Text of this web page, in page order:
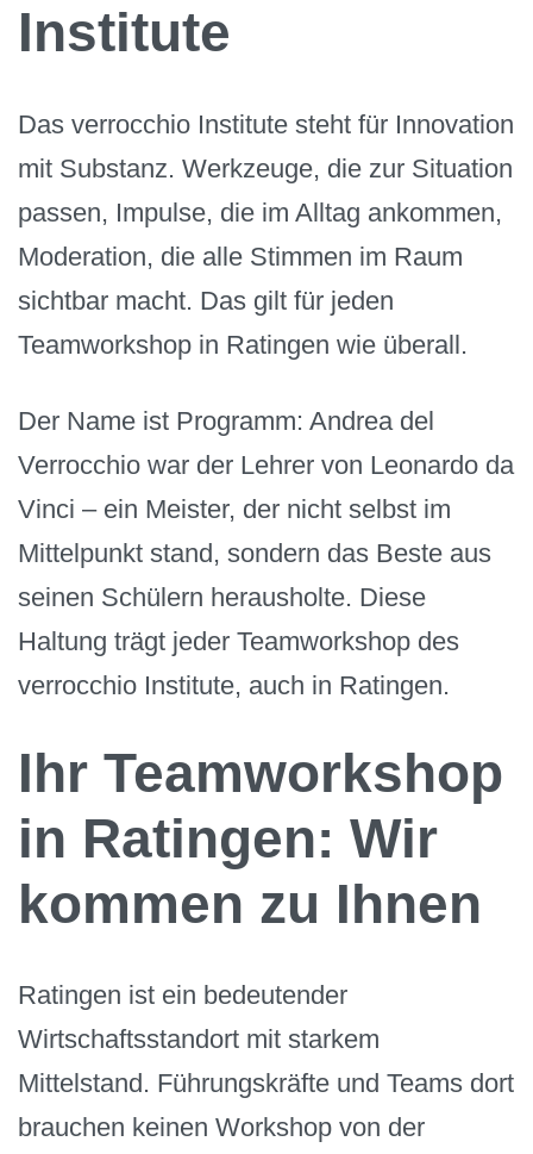
Institute
Das verrocchio Institute steht für Innovation
mit Substanz. Werkzeuge, die zur Situation
passen, Impulse, die im Alltag ankommen,
Moderation, die alle Stimmen im Raum
sichtbar macht. Das gilt für jeden
Teamworkshop in Ratingen wie überall.
Der Name ist Programm: Andrea del
Verrocchio war der Lehrer von Leonardo da
Vinci – ein Meister, der nicht selbst im
Mittelpunkt stand, sondern das Beste aus
seinen Schülern herausholte. Diese
Haltung trägt jeder Teamworkshop des
verrocchio Institute, auch in Ratingen.
Ihr Teamworkshop
in Ratingen: Wir
kommen zu Ihnen
Ratingen ist ein bedeutender
Wirtschaftsstandort mit starkem
Mittelstand. Führungskräfte und Teams dort
brauchen keinen Workshop von der